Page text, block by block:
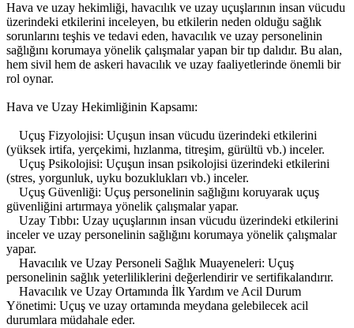
Hava ve uzay hekimliği, havacılık ve uzay uçuşlarının insan vücudu
üzerindeki etkilerini inceleyen, bu etkilerin neden olduğu sağlık
sorunlarını teşhis ve tedavi eden, havacılık ve uzay personelinin
sağlığını korumaya yönelik çalışmalar yapan bir tıp dalıdır. Bu alan,
hem sivil hem de askeri havacılık ve uzay faaliyetlerinde önemli bir
rol oynar.
Hava ve Uzay Hekimliğinin Kapsamı:
Uçuş Fizyolojisi: Uçuşun insan vücudu üzerindeki etkilerini
(yüksek irtifa, yerçekimi, hızlanma, titreşim, gürültü vb.) inceler.
Uçuş Psikolojisi: Uçuşun insan psikolojisi üzerindeki etkilerini
(stres, yorgunluk, uyku bozuklukları vb.) inceler.
Uçuş Güvenliği: Uçuş personelinin sağlığını koruyarak uçuş
güvenliğini artırmaya yönelik çalışmalar yapar.
Uzay Tıbbı: Uzay uçuşlarının insan vücudu üzerindeki etkilerini
inceler ve uzay personelinin sağlığını korumaya yönelik çalışmalar
yapar.
Havacılık ve Uzay Personeli Sağlık Muayeneleri: Uçuş
personelinin sağlık yeterliliklerini değerlendirir ve sertifikalandırır.
Havacılık ve Uzay Ortamında İlk Yardım ve Acil Durum
Yönetimi: Uçuş ve uzay ortamında meydana gelebilecek acil
durumlara müdahale eder.